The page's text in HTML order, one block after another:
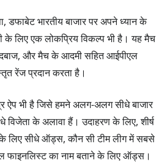
डफाबेट भारतीय बाजार पर अपने ध्यान के
के लिए एक लोकप्रिय विकल्प भी है। यह मैच
गेंदबाज, और मैच के आदमी सहित आईपीएल
रेंज प्रदान करता है।
ऐप भी है जिसे हमने अलग-अलग सीधे बाजार
के अलावा हैं। उदाहरण के लिए, शीर्ष
के लिए सीधे ऑड्स, कौन सी टीम लीग में सबसे
फाइनलिस्ट का नाम बताने के लिए ऑड्स।